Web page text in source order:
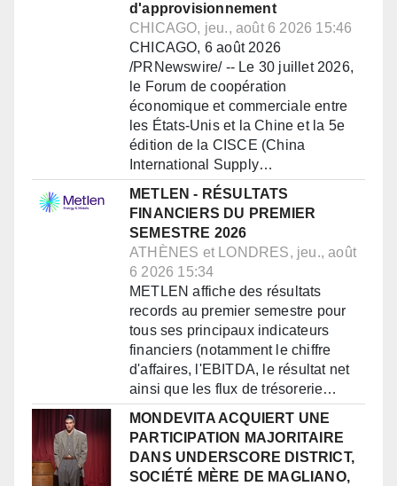
d'approvisionnement
CHICAGO, jeu., août 6 2026 15:46
CHICAGO, 6 août 2026
/PRNewswire/ -- Le 30 juillet 2026,
le Forum de coopération
économique et commerciale entre
les États-Unis et la Chine et la 5e
édition de la CISCE (China
International Supply…
METLEN - RÉSULTATS
FINANCIERS DU PREMIER
SEMESTRE 2026
ATHÈNES et LONDRES, jeu., août
6 2026 15:34
METLEN affiche des résultats
records au premier semestre pour
tous ses principaux indicateurs
financiers (notamment le chiffre
d'affaires, l'EBITDA, le résultat net
ainsi que les flux de trésorerie…
MONDEVITA ACQUIERT UNE
PARTICIPATION MAJORITAIRE
DANS UNDERSCORE DISTRICT,
SOCIÉTÉ MÈRE DE MAGLIANO,